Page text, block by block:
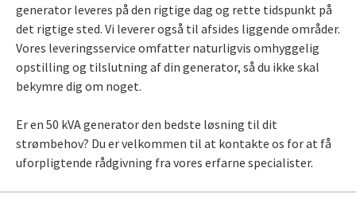
generator leveres på den rigtige dag og rette tidspunkt på
det rigtige sted. Vi leverer også til afsides liggende områder.
Vores leveringsservice omfatter naturligvis omhyggelig
opstilling og tilslutning af din generator, så du ikke skal
bekymre dig om noget.
Er en 50 kVA generator den bedste løsning til dit
strømbehov? Du er velkommen til at kontakte os for at få
uforpligtende rådgivning fra vores erfarne specialister.